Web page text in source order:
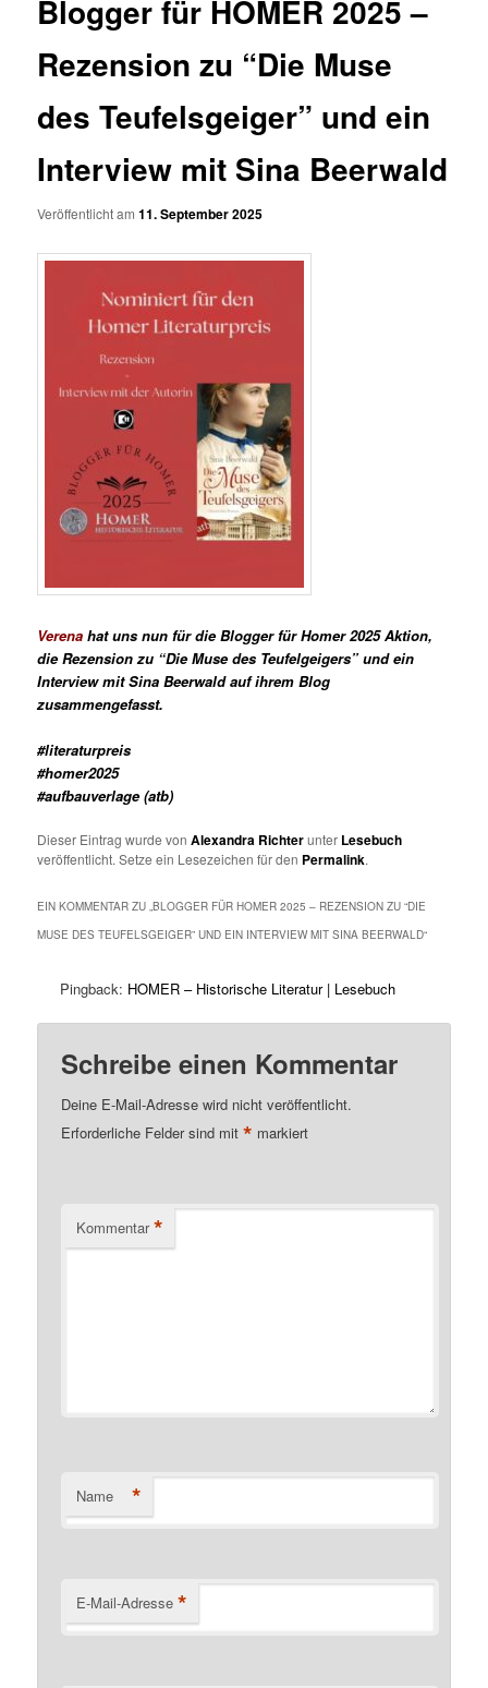
Blogger für HOMER 2025 –
Rezension zu “Die Muse
des Teufelsgeiger” und ein
Interview mit Sina Beerwald
Veröffentlicht am11. September 2025
Verena hat uns nun für dieBlogger für Homer 2025Aktion,
die Rezension zu “Die Muse des Teufelgeigers” und ein
Interview mit Sina Beerwald auf ihrem Blog
zusammengefasst.
#literaturpreis
#homer2025
#aufbauverlage (atb)
Dieser Eintrag wurde vonAlexandra Richterunter Lesebuch
veröffentlicht. Setze ein Lesezeichen für den Permalink.
EIN KOMMENTAR ZU „BLOGGER FÜR HOMER 2025 – REZENSION ZU “DIE
MUSE DES TEUFELSGEIGER” UND EIN INTERVIEW MIT SINA BEERWALD“
Pingback: HOMER – Historische Literatur | Lesebuch
Schreibe einen Kommentar
Deine E-Mail-Adresse wird nicht veröffentlicht.
Erforderliche Felder sind mit* markiert
Kommentar *
Name *
E-Mail-Adresse *